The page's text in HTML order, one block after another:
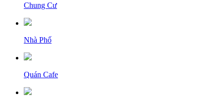
Chung Cư
Nhà Phố
Quán Cafe